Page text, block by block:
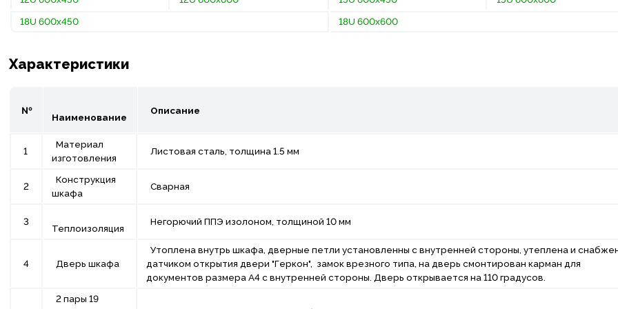
18U 600х450
18U 600х600
Характеристики
№
Наименование
Описание
1
Материал
изготовления
Листовая сталь, толщина 1.5 мм
2
Конструкция
шкафа
Сварная
3
Теплоизоляция
Негорючий ППЭ изолоном, толщиной 10 мм
4 Дверь шкафа
Утоплена внутрь шкафа, дверные петли установленны с внутренней стороны, утеплена и
датчиком открытия двери "Геркон", замок врезного типа, на дверь смонтирован карман для
документов размера А4 с внутренней стороны. Дверь открывается на 110 градусов.
2 пары 19